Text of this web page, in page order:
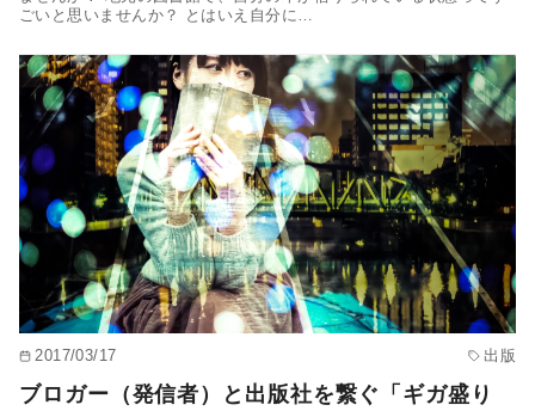
ごいと思いませんか？ とはいえ自分に…
2017/03/17 出版
ブロガー（発信者）と出版社を繋ぐ「ギガ盛り